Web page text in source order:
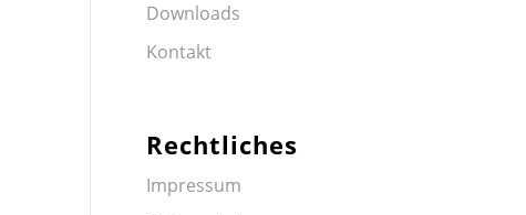
Downloads
Kontakt
Rechtliches
Impressum